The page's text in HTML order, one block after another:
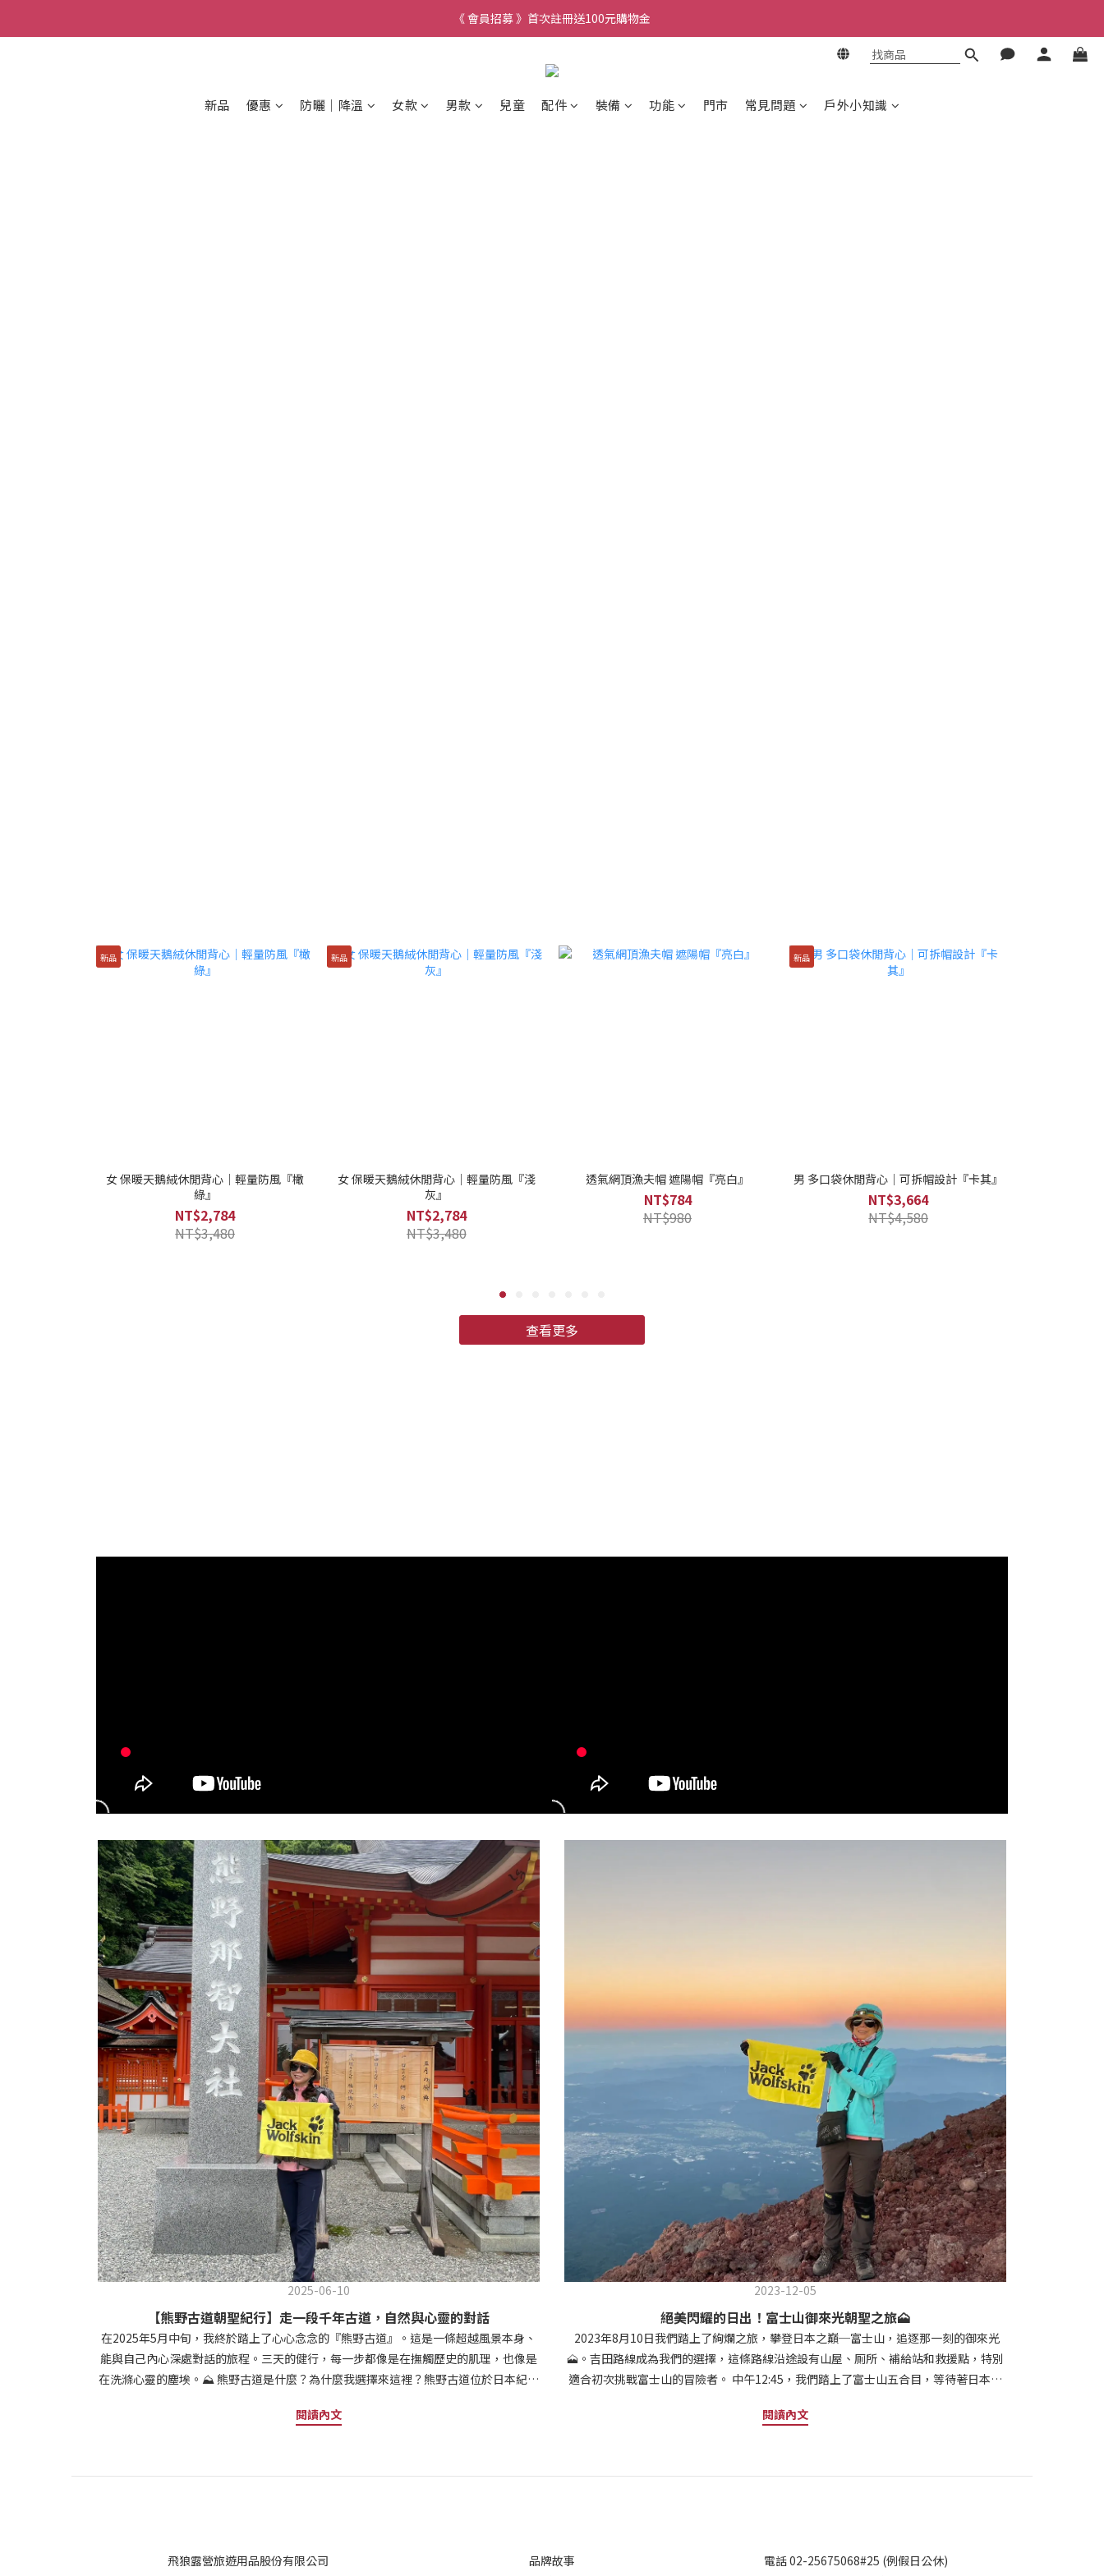
《 會員招募 》首次註冊送100元購物金
新品 優惠 防曬│降溫 女款 男款 兒童 配件 裝備 功能 門市 常見問題 戶外小知識
新品
女 保暖天鵝絨休閒背心｜輕量防風『橄
綠』
NT$2,784
NT$3,480
新品
女 保暖天鵝絨休閒背心｜輕量防風『淺
灰』
NT$2,784
NT$3,480
透氣網頂漁夫帽 遮陽帽『亮白』
NT$784
NT$980
新品
男 多口袋休閒背心｜可拆帽設計『卡其』
NT$3,664
NT$4,580
查看更多
2025-06-10
【熊野古道朝聖紀行】走一段千年古道，自然與心靈的對話
在2025年5月中旬，我終於踏上了心心念念的『熊野古道』。這是一條超越風景本身、
能與自己內心深處對話的旅程。三天的健行，每一步都像是在撫觸歷史的肌理，也像是
在洗滌心靈的塵埃。⛰ 熊野古道是什麼？為什麼我選擇來這裡？熊野古道位於日本紀伊
大社、熊野速玉大社）的古老朝聖路。它不只是日本三大古道之一，更是世界文化遺產
熊野本宮大社，沿途涵蓋古道三個最具代表性的路段。這段旅程，不只是健行，更是精
一踏上大門坂，鋪著濕潤青苔的石板道就在兩側高聳的杉林簇擁下展開，瞬間讓人置身
閱讀內文
2023-12-05
絕美閃耀的日出！富士山御來光朝聖之旅🗻
2023年8月10日我們踏上了絢爛之旅，攀登日本之巔─富士山，追逐那一刻的御來光
🗻。吉田路線成為我們的選擇，這條路線沿途設有山屋、厠所、補給站和救援點，特別
適合初次挑戰富士山的冒險者。 中午12:45，我們踏上了富士山五合目，等待著日本登
查，我們聽著導遊的鼓勵和同伴的歡呼聲，開始了這段壯闊的旅程。下午1:20，我們踏
7:40，我們終於來到了八合目的白雲莊。一到山屋，大家迫不及待地準備晚餐，品嚐美
條路上都是同路的登山者。凌晨3:15，我們抵達頂峰的晶屋，稍事休息，享受熱食補充
閱讀內文
飛狼露營旅遊用品股份有限公司
品牌故事
電話 02-25675068#25 (例假日公休)